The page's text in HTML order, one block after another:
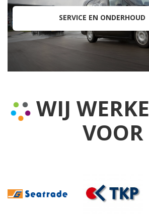
SERVICE EN ONDERHOUD
WIJ
VOOR